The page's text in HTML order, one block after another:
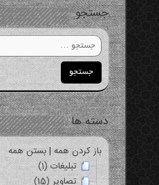
جستجو
دسته ها
باز کردن همه|بستن همه
تبلیغات (1)